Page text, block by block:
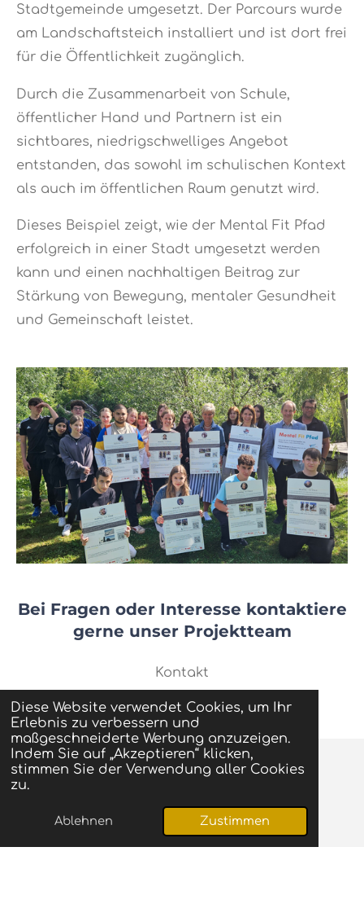
Diese Website verwendet Cookies, um Ihr
Erlebnis zu verbessern und
maßgeschneiderte Werbung anzuzeigen.
Indem Sie auf „Akzeptieren“ klicken,
stimmen Sie der Verwendung aller Cookies
zu.
Ablehnen Zustimmen
Stadtgemeinde umgesetzt. Der Parcours wurde
am Landschaftsteich installiert und ist dort frei
für die Öffentlichkeit zugänglich.
Durch die Zusammenarbeit von Schule,
öffentlicher Hand und Partnern ist ein
sichtbares, niedrigschwelliges Angebot
entstanden, das sowohl im schulischen Kontext
als auch im öffentlichen Raum genutzt wird.
Dieses Beispiel zeigt, wie der Mental Fit Pfad
erfolgreich in einer Stadt umgesetzt werden
kann und einen nachhaltigen Beitrag zur
Stärkung von Bewegung, mentaler Gesundheit
und Gemeinschaft leistet.
Bei Fragen oder Interesse kontaktiere
gerne unser Projektteam
Kontakt
Impressum
Datenschutzerklärung
AGB